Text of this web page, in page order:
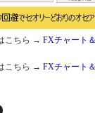
こちら → FXチャート
こちら → FXチャート